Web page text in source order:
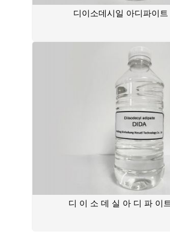
디이소데시일 아디파이트
디 이 소 데 실 아 디 파 이